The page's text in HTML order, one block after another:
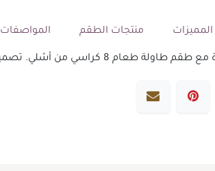
المميزات منتجات الطقم المواصفات
الراحة والجمال، مما يجعله الخيار المثالي لكل منزل.